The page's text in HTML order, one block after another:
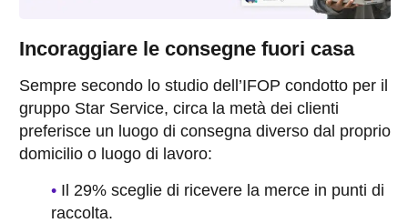
Incoraggiare le consegne fuori casa
Sempre secondo lo studio dell’IFOP condotto per il
gruppo Star Service, circa la metà dei clienti
preferisce un luogo di consegna diverso dal proprio
domicilio o luogo di lavoro:
Il 29% sceglie di ricevere la merce in punti di
raccolta.